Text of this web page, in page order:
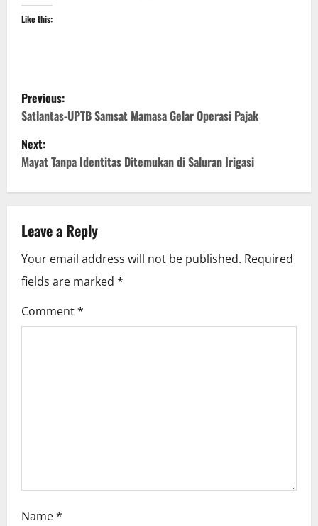
Like this:
P
o
s
a
v
i
g
Previous:
Satlantas-UPTB Samsat Mamasa Gelar Operasi Pajak
Next:
Mayat Tanpa Identitas Ditemukan di Saluran Irigasi
Leave a Reply
Your email address will not be published. Required
fields are marked *
Comment*
Name*